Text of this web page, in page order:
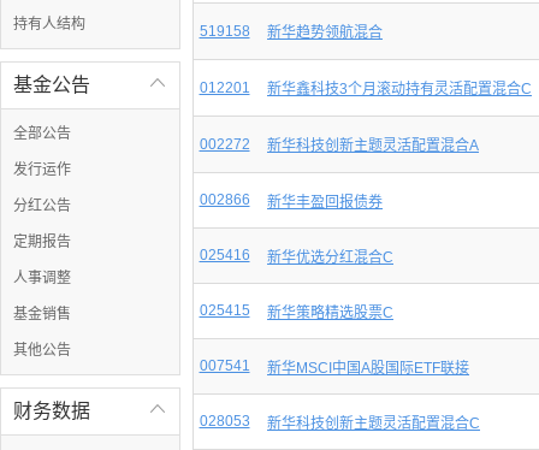
持有人结构

基金公告
全部公告
发行运作
分红公告
定期报告
人事调整
基金销售
其他公告

财务数据
519158 新华趋势领航混合
012201 新华鑫科技3个月滚动持有灵活配置混合C
002272 新华科技创新主题灵活配置混合A
002866 新华丰盈回报债券
025416 新华优选分红混合C
025415 新华策略精选股票C
007541 新华MSCI中国A股国际ETF联接
028053 新华科技创新主题灵活配置混合C